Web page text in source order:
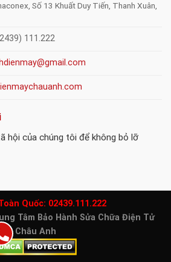
Số 13 Khuất Duy Tiến, Thanh Xuân,
111.222
hội của chúng tôi để không bỏ lỡ
Quốc: 02439.111.222
Tâm Bảo Hành Sửa Chữa Điện Tử
Châu Anh